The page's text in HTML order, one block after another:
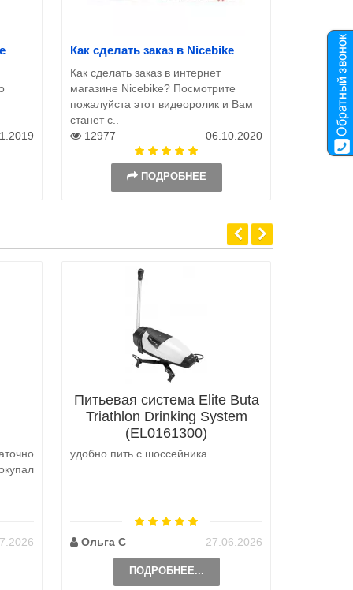
Как сделать заказ в Nicebike
Как сделать заказ в интернет
магазине Nicebike? Посмотрите
пожалуйста этот видеоролик и Вам
станет с..
12977
06.10.2020
ПОДРОБНЕЕ
Питьевая система Elite Buta
Triathlon Drinking System
(EL0161300)
удобно пить с шоссейника..
Ольга С 27.06.2026
ПОДРОБНЕЕ...